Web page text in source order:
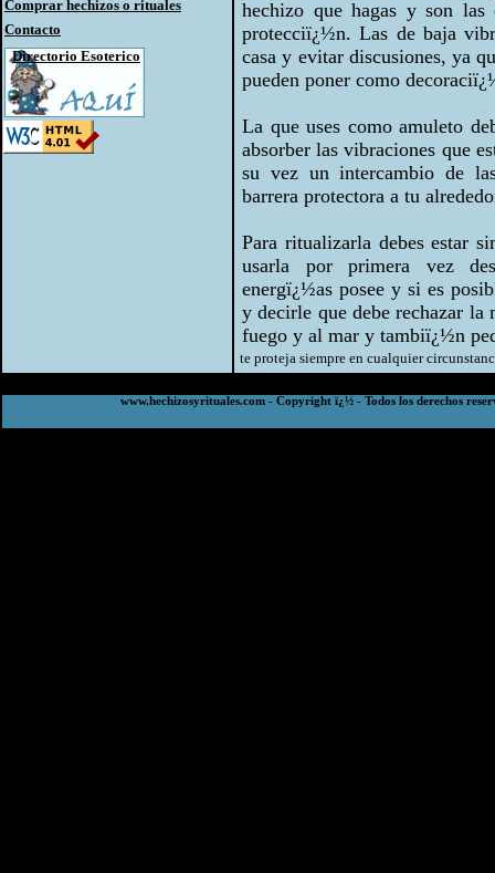
Comprar hechizos o rituales
Contacto
Directorio Esoterico
hechizo que hagas y son
protecciï¿½n. Las de baja
casa y evitar discusiones, ya
pueden poner como
La que uses como amuleto
absorber las vibraciones que
su vez un intercambio de
barrera protectora a tu
Para ritualizarla debes estar
usarla por primera vez
energï¿½as posee y si es
y decirle que debe rechazar
fuego y al mar y tambiï¿½n
te proteja siempre en cualquier
www.hechizosyrituales.com - Copyright ï¿½ - Todos los derechos